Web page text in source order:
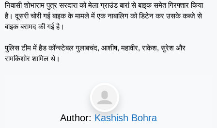
निवासी शोभाराम पुत्र सरदारा को मेला ग्राउंड बारां से बाइक समेत गिरफ्तार किया
है। दूसरी चोरी गई बाइक के मामले में एक नाबालिग को डिटेन कर उसके कब्जे से
बाइक बरामद की गई है।
पुलिस टीम में हैड कॉन्स्टेबल गुलाबचंद, आशीष, महावीर, राकेश, सुरेश और
रामकिशोर शामिल थे।
Author: Kashish Bohra